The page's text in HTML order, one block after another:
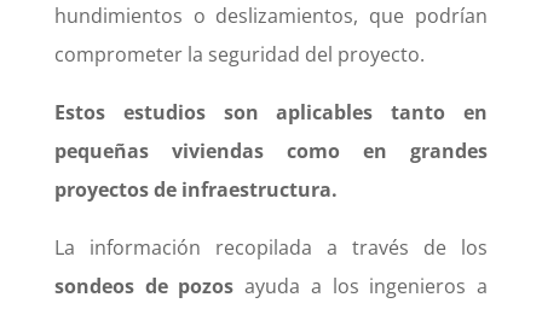
hundimientos o deslizamientos, que podrían
comprometer la seguridad del proyecto.
Estos estudios son aplicables tanto en
pequeñas viviendas como en grandes
proyectos de infraestructura.
La información recopilada a través de los
sondeos de pozos ayuda a los ingenieros a